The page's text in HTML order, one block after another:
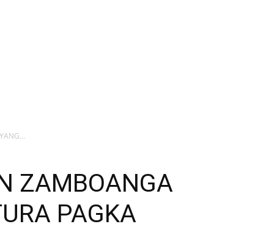
ZAMBOANGA
PAGKA